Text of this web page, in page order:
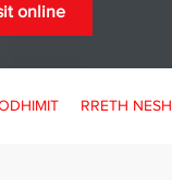
online
RRETH NESH